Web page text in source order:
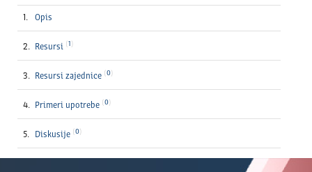
Opis
Resursi 1
Resursi zajednice 0
Primeri upotrebe 0
Diskusije 0